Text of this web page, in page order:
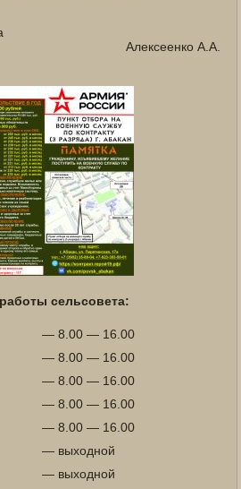
Алексеенко А.А.
сельсовета:
— 8.00 — 16.00
— 8.00 — 16.00
— 8.00 — 16.00
— 8.00 — 16.00
— 8.00 — 16.00
— выходной
— выходной